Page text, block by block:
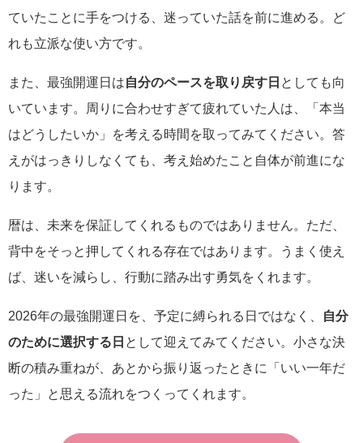
ていたことに手をつける、迷っていた話を前に進める。ど
れも立派な使い方です。
また、最強開運日は自分のペースを取り戻す日 としても向
いています。周りに合わせすぎて疲れていた人は、「本当
はどうしたいか」を考える時間を取ってみてください。答
えがはっきりしなくても、考え始めたこと自体が前進にな
ります。
暦は、未来を保証してくれるものではありません。ただ、
背中をそっと押してくれる存在ではあります。うまく使え
ば、迷いを減らし、行動に踏み出す勇気をくれます。
2026年の最強開運日を、予定に縛られる日ではなく、
自分
のために選択する日 として迎えてみてください。小さな決
断の積み重ねが、あとから振り返ったときに「いい一年だ
った」と思える流れをつくってくれます。